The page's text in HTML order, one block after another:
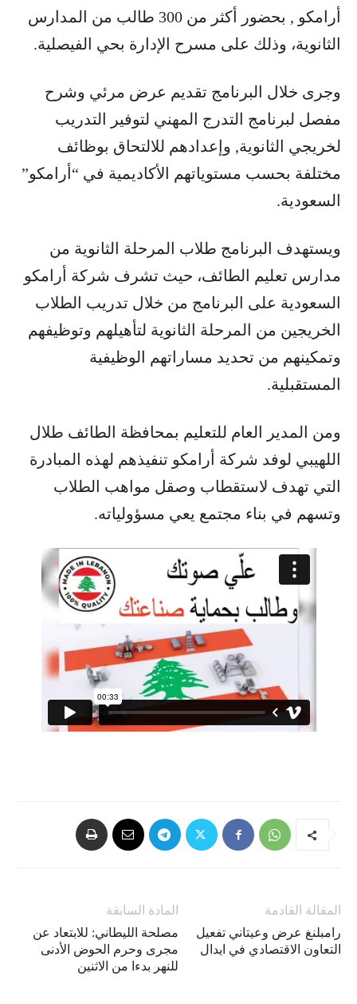
أرامكو , بحضور أكثر من 300 طالب من المدارس
الثانوية، وذلك على مسرح الإدارة بحي الفيصلية.
وجرى خلال البرنامج تقديم عرض مرئي وشرح
مفصل لبرنامج التدرج المهني لتوفير التدريب
لخريجي الثانوية, وإعدادهم للالتحاق بوظائف
مختلفة بحسب مستوياتهم الأكاديمية في “أرامكو”
السعودية.
ويستهدف البرنامج طلاب المرحلة الثانوية من
مدارس تعليم الطائف، حيث تشرف شركة أرامكو
السعودية على البرنامج من خلال تدريب الطلاب
الخريجين من المرحلة الثانوية لتأهيلهم وتوظيفهم
وتمكينهم من تحديد مساراتهم الوظيفية
المستقبلية.
ومن المدير العام للتعليم بمحافظة الطائف طلال
اللهيبي لوفد شركة أرامكو تنفيذهم لهذه المبادرة
التي تهدف لاستقطاب وصقل مواهب الطلاب
وتسهم في بناء مجتمع يعي مسؤولياته.
المادة السابقة
مصلحة الليطاني: للابتعاد عن
مجرى وحرم الحوض الأدنى
للنهر بدءا من الاثنين
المقالة القادمة
رامبلنغ عرض وعيتاني تفعيل
التعاون الاقتصادي في ايدال